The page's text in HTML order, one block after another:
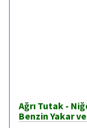
Ağrı Tutak -
Benzin Yakar